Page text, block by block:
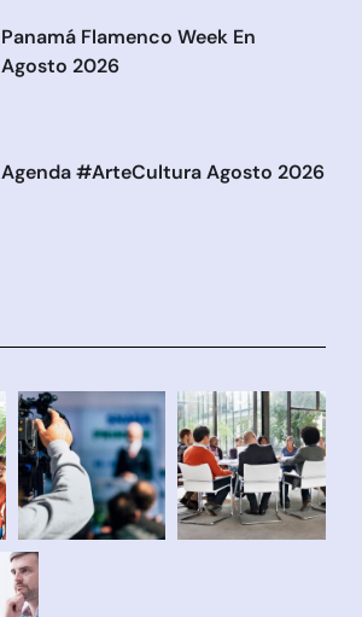
Panamá Flamenco Week En
Agosto 2026
Agenda #ArteCultura Agosto 2026